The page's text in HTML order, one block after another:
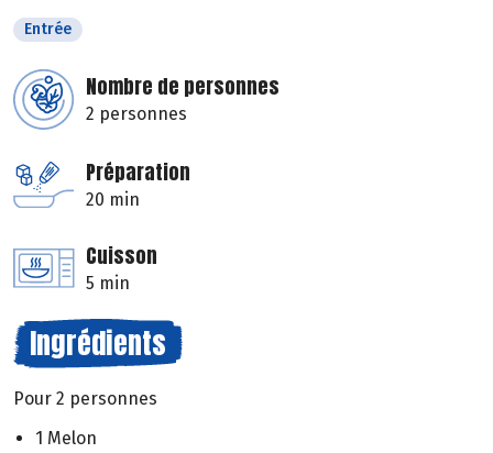
Entrée
Nombre de personnes
2 personnes
Préparation
20 min
Cuisson
5 min
Ingrédients
Pour 2 personnes
1 Melon